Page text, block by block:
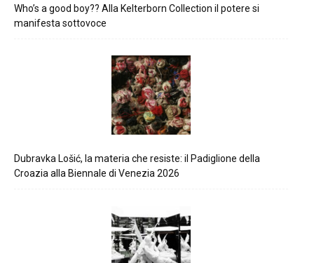
Who’s a good boy?? Alla Kelterborn Collection il potere si
manifesta sottovoce
Dubravka Lošić, la materia che resiste: il Padiglione della
Croazia alla Biennale di Venezia 2026